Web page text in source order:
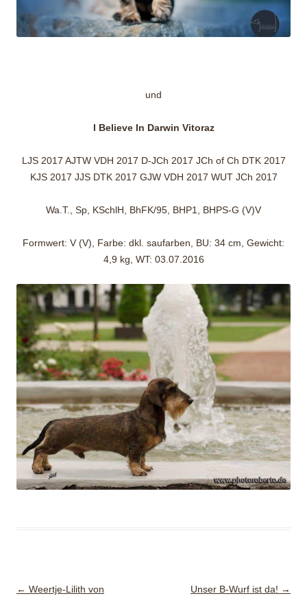
und
I Believe In Darwin Vitoraz
LJS 2017 AJTW VDH 2017 D-JCh 2017 JCh of Ch DTK 2017
KJS 2017 JJS DTK 2017 GJW VDH 2017 WUT JCh 2017
Wa.T., Sp, KSchlH, BhFK/95, BHP1, BHPS-G (V)V
Formwert: V (V), Farbe: dkl. saufarben, BU: 34 cm, Gewicht:
4,9 kg, WT: 03.07.2016
Beitragsnavigation
← Weertje-Lilith von
Unser B-Wurf ist da! →